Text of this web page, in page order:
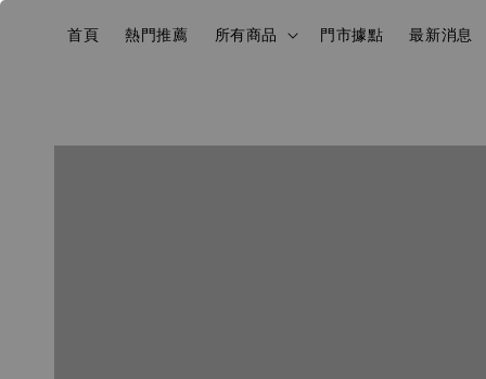
首頁 熱門推薦 所有商品 門市據點 最新消息